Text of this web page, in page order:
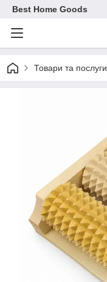
Best Home Goods
Товари та послуги